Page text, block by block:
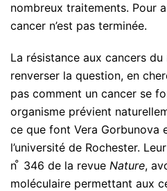
nombreux traitements. Pour
cancer n’est pas terminée.
La résistance aux cancers
renverser la question, en
pas comment un cancer se
organisme prévient
ce que font Vera Gorbunova
l’université de Rochester.
n ̊ 346 de la revue Nature,
moléculaire permettant aux